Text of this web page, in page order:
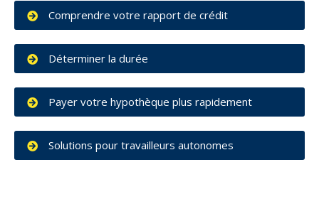
Comprendre votre rapport de crédit
Déterminer la durée
Payer votre hypothèque plus rapidement
Solutions pour travailleurs autonomes